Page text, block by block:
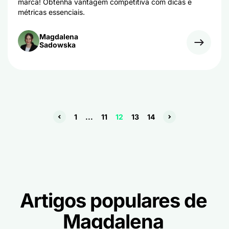
marca! Obtenha vantagem competitiva com dicas e
métricas essenciais.
Magdalena
Sadowska
1 ... 11 12 13 14
Artigos populares de
Magdalena